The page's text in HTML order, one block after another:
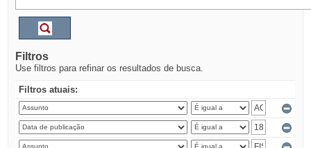
Filtros
Use filtros para refinar os resultados de busca.
Filtros atuais: